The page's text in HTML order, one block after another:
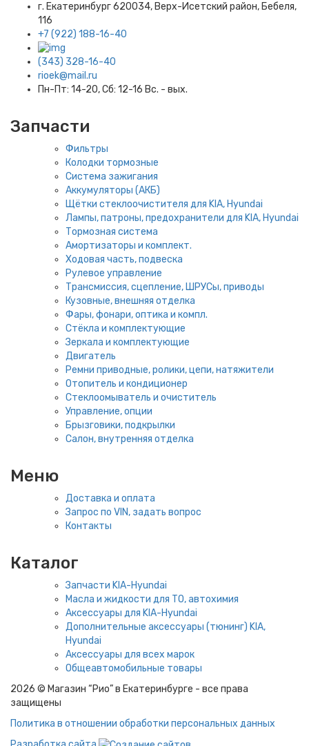
г. Екатеринбург​ 620034, Верх-Исетский район, Бебеля,
116
+7 (922) 188-16-40
(343) 328-16-40
rioek@mail.ru
Пн-Пт: 14-20, Сб: 12-16 Вс. - вых.
Запчасти
Фильтры
Колодки тормозные
Система зажигания
Аккумуляторы (АКБ)
Щётки стеклоочистителя для KIA, Hyundai
Лампы, патроны, предохранители для KIA, Hyundai
Тормозная система
Амортизаторы и комплект.
Ходовая часть, подвеска
Рулевое управление
Трансмиссия, сцепление, ШРУСы, приводы
Кузовные, внешняя отделка
Фары, фонари, оптика и компл.
Стёкла и комплектующие
Зеркала и комплектующие
Двигатель
Ремни приводные, ролики, цепи, натяжители
Отопитель и кондиционер
Стеклоомыватель и очиститель
Управление, опции
Брызговики, подкрылки
Салон, внутренняя отделка
Меню
Доставка и оплата
Запрос по VIN, задать вопрос
Контакты
Каталог
Запчасти KIA-Hyundai
Масла и жидкости для ТО, автохимия
Аксессуары для KIA-Hyundai
Дополнительные аксессуары (тюнинг) KIA,
Hyundai
Аксессуары для всех марок
Общеавтомобильные товары
2026 © Магазин “Рио” в Екатеринбурге - все права
защищены
Политика в отношении обработки персональных данных